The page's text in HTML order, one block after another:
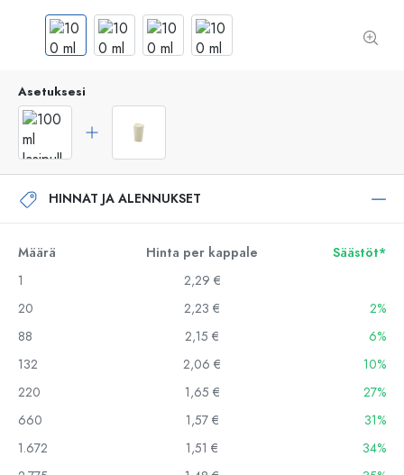
Asetuksesi
HINNAT JA ALENNUKSET
Määrä Hinta per kappale
Säästöt*
1
2,29 €
20
2,23 €
2%
88
2,15 €
6%
132
2,06 €
10%
220
1,65 €
27%
660
1,57 €
31%
1.672
1,51 €
34%